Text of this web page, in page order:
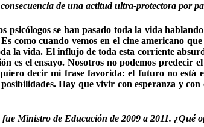
de una actitud ultra-protectora por
psicólogos se han pasado toda la vida
como cuando vemos en el cine americano
la vida. El influjo de toda esta corriente
es el ensayo. Nosotros no podemos
decir mi frase favorida: el futuro no está
Hay que vivir con esperanza y
Ministro de Educación de 2009 a 2011. ¿Qué